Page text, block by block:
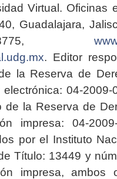
Virtual. Oficinas
Guadalajara,
. Editor
la Reserva de
04-2009-
de la Reserva de
impresa: 04-2009-
por el Instituto
Título: 13449 y
impresa, ambos